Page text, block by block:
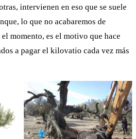
intervienen en eso que se suele
lo que no acabaremos de
momento, es el motivo que hace
a pagar el kilovatio cada vez más